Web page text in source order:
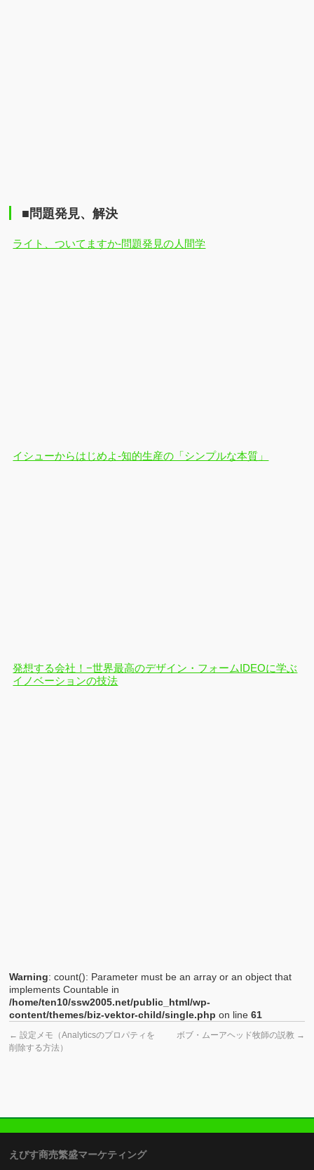
■問題発見、解決
ライト、ついてますか-問題発見の人間学
イシューからはじめよ-知的生産の「シンプルな本質」
発想する会社！−世界最高のデザイン・フォームIDEOに学ぶ
イノベーションの技法
Warning: count(): Parameter must be an array or an object that
implements Countable in
/home/ten10/ssw2005.net/public_html/wp-
content/themes/biz-vektor-child/single.php on line61
← 設定メモ（Analyticsのプロパティを
削除する方法）
ボブ・ムーアヘッド牧師の説教 →
えびす商売繁盛マーケティング